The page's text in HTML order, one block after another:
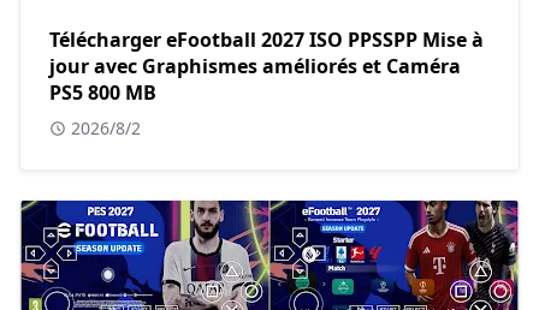
Télécharger eFootball 2027 ISO PPSSPP Mise à
jour avec Graphismes améliorés et Caméra
PS5 800 MB
2026/8/2